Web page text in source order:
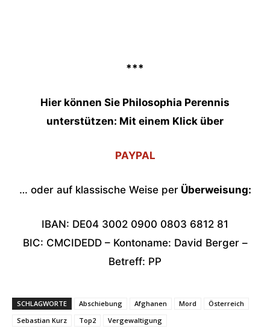
***
Hier können Sie Philosophia Perennis
unterstützen: Mit einem Klick über
PAYPAL
… oder auf klassische Weise perÜberweisung:
IBAN: DE04 3002 0900 0803 6812 81
BIC: CMCIDEDD – Kontoname: David Berger –
Betreff: PP
SCHLAGWORTE Abschiebung Afghanen Mord
Österreich
Sebastian Kurz
Top2 Vergewaltigung